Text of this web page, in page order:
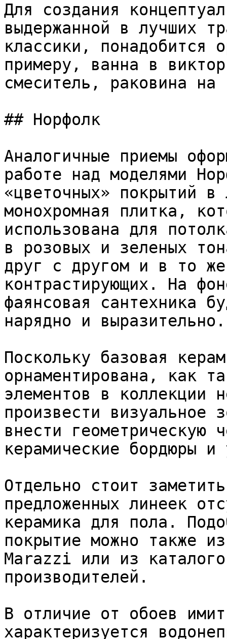
Для создания
выдержанной в лучших
классики, понадобится
примеру, ванна в
смеситель, раковина на
## Норфолк
Аналогичные приемы
работе над моделями
«цветочных» покрытий в
монохромная плитка,
использована для
в розовых и зеленых
друг с другом и в то
контрастирующих. На
фаянсовая сантехника
нарядно и выразительно.
Поскольку базовая
орнаментирована, как
элементов в коллекции
произвести визуальное
внести геометрическую
керамические бордюры
Отдельно стоит
предложенных линеек
керамика для пола.
покрытие можно также
Marazzi или из
производителей.
В отличие от обоев
характеризуется